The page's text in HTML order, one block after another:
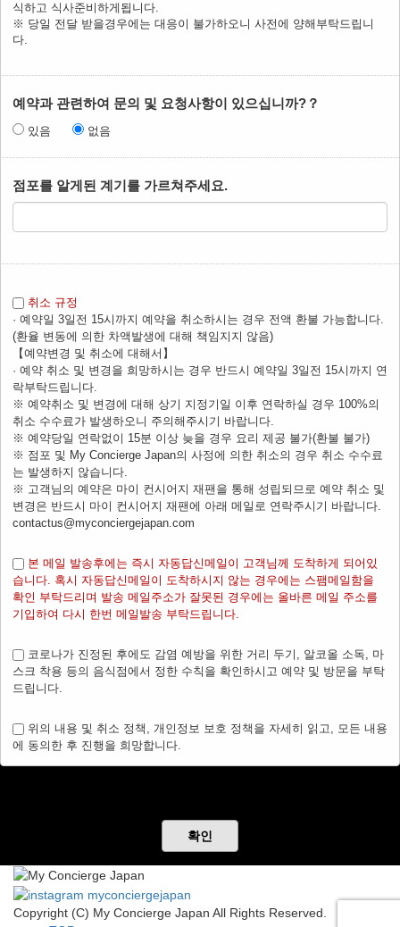
식하고 식사준비하게됩니다.
※ 당일 전달 받을경우에는 대응이 불가하오니 사전에 양해부탁드립니
다.
예약과 관련하여 문의 및 요청사항이 있으십니까?？
있음 없음
점포를 알게된 계기를 가르쳐주세요.
취소 규정
· 예약일 3일전 15시까지 예약을 취소하시는 경우 전액 환불 가능합니다.
(환율 변동에 의한 차액발생에 대해 책임지지 않음)
【예약변경 및 취소에 대해서】
· 예약 취소 및 변경을 희망하시는 경우 반드시 예약일 3일전 15시까지 연
락부탁드립니다.
※ 예약취소 및 변경에 대해 상기 지정기일 이후 연락하실 경우 100%의
취소 수수료가 발생하오니 주의해주시기 바랍니다.
※ 예약당일 연락없이 15분 이상 늦을 경우 요리 제공 불가(환불 불가)
※ 점포 및 My Concierge Japan의 사정에 의한 취소의 경우 취소 수수료
는 발생하지 않습니다.
※ 고객님의 예약은 마이 컨시어지 재팬을 통해 성립되므로 예약 취소 및
변경은 반드시 마이 컨시어지 재팬에 아래 메일로 연락주시기 바랍니다.
contactus@myconciergejapan.com
본 메일 발송후에는 즉시 자동답신메일이 고객님께 도착하게 되어있
습니다. 혹시 자동답신메일이 도착하시지 않는 경우에는 스팸메일함을
확인 부탁드리며 발송 메일주소가 잘못된 경우에는 올바른 메일 주소를
기입하여 다시 한번 메일발송 부탁드립니다.
코로나가 진정된 후에도 감염 예방을 위한 거리 두기, 알코올 소독, 마
스크 착용 등의 음식점에서 정한 수칙을 확인하시고 예약 및 방문을 부탁
드립니다.
위의 내용 및 취소 정책, 개인정보 보호 정책을 자세히 읽고, 모든 내용
에 동의한 후 진행을 희망합니다.
확인
Copyright (C) My Concierge Japan All Rights Reserved.